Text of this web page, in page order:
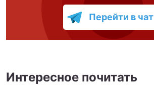
Перейти в чат
Интересное почитать